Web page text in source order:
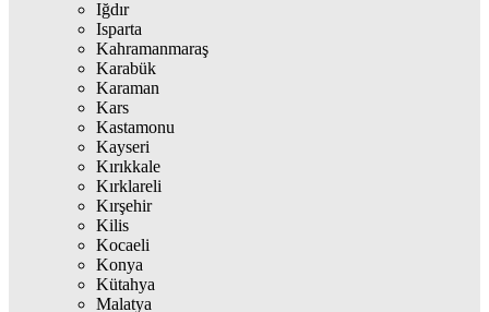
Iğdır
Isparta
Kahramanmaraş
Karabük
Karaman
Kars
Kastamonu
Kayseri
Kırıkkale
Kırklareli
Kırşehir
Kilis
Kocaeli
Konya
Kütahya
Malatya